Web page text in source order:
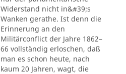
Widerstand nicht in&#39;s
Wanken gerathe. Ist denn die
Erinnerung an den
Militärconflict der Jahre 1862–
66 vollständig erloschen, daß
man es schon heute, nach
kaum 20 Jahren, wagt, die